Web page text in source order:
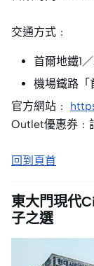
交通方式﹕
首爾地鐵1
機場鐵路「
官方網站﹕
Outlet優惠券﹕
回到頁首
東大門現代
子之選